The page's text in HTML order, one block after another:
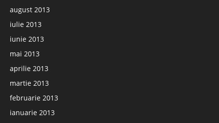
august 2013
iulie 2013
iunie 2013
mai 2013
aprilie 2013
martie 2013
februarie 2013
ianuarie 2013